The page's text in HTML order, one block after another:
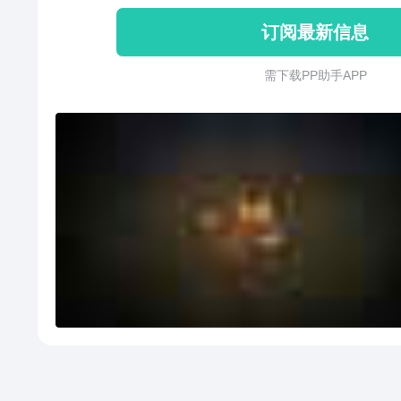
订阅最新信息
需 下 载 P P 助 手 A P P